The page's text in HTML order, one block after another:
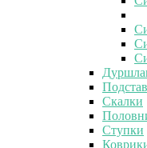
Скалки
Ступки